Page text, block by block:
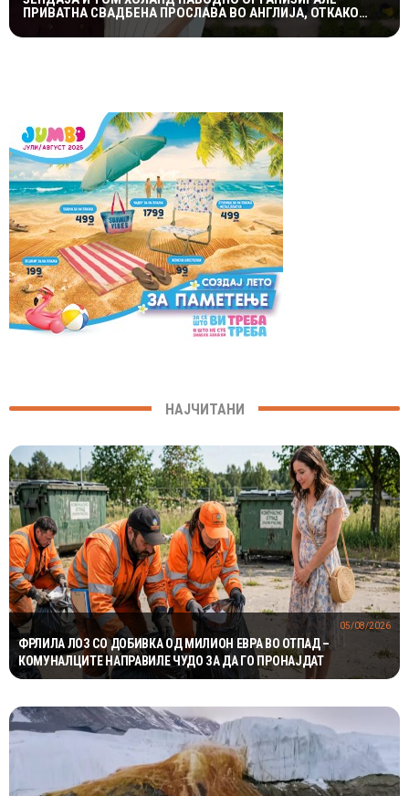
ПРИВАТНА СВАДБЕНА ПРОСЛАВА ВО АНГЛИЈА, ОТКАКО
ТАЈНО СЕ ВЕНЧАЛЕ
НАЈЧИТАНИ
ФРЛИЛА ЛОЗ СО ДОБИВКА ОД МИЛИОН ЕВРА ВО ОТПАД –
КОМУНАЛЦИТЕ НАПРАВИЛЕ ЧУДО ЗА ДА ГО ПРОНАЈДАТ
05/08/2026